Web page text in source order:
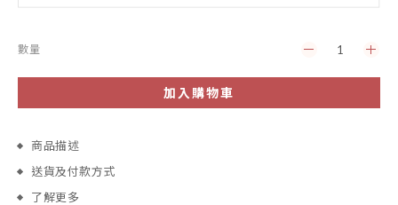
數量
加入購物車
商品描述
送貨及付款方式
了解更多